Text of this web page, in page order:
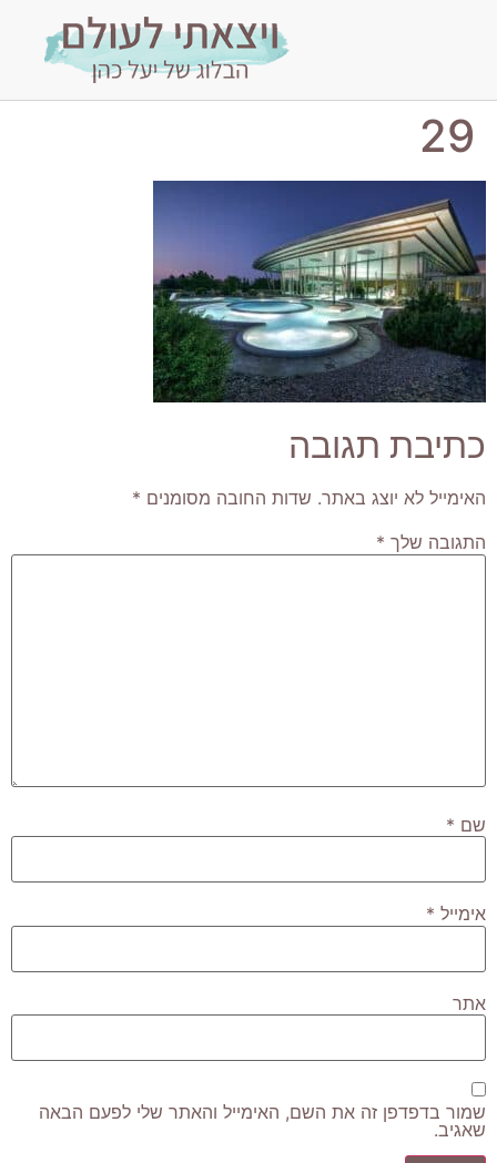
29
כתיבת תגובה
האימייל לא יוצג באתר. שדות החובה מסומנים *
התגובה שלך *
שם *
אימייל *
אתר
שמור בדפדפן זה את השם, האימייל והאתר שלי לפעם הבאה
שאגיב.